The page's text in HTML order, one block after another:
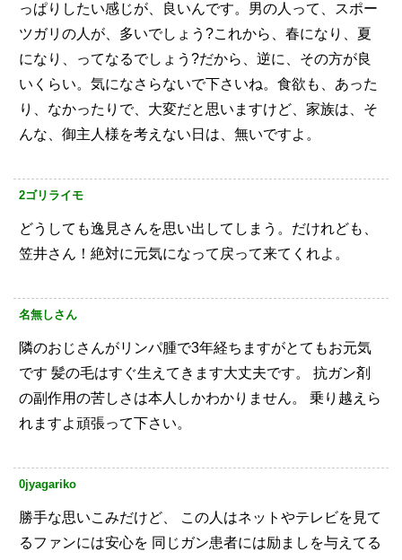
っぱりしたい感じが、良いんです。男の人って、スポー
ツガリの人が、多いでしょう?これから、春になり、夏
になり、ってなるでしょう?だから、逆に、その方が良
いくらい。気になさらないで下さいね。食欲も、あった
り、なかったりで、大変だと思いますけど、家族は、そ
んな、御主人様を考えない日は、無いですよ。
2ゴリライモ
どうしても逸見さんを思い出してしまう。だけれども、
笠井さん！絶対に元気になって戻って来てくれよ。
名無しさん
隣のおじさんがリンパ腫で3年経ちますがとてもお元気
です 髪の毛はすぐ生えてきます大丈夫です。
抗ガン剤
の副作用の苦しさは本人しかわかりません。
乗り越えら
れますよ頑張って下さい。
0jyagariko
勝手な思いこみだけど、
この人はネットやテレビを見て
るファンには安心を 同じガン患者には励ましを与えてる